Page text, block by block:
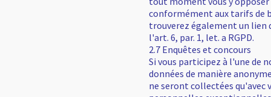
conformément aux tarifs de
trouverez également un lien
l'art. 6, par. 1, let. a RGPD.
2.7 Enquêtes et concours
Si vous participez à l'une de
données de manière
ne seront collectées qu'avec